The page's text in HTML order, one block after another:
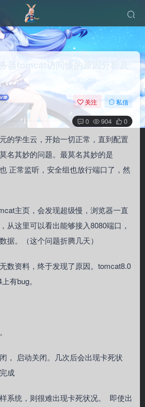
正文
器tomcat访问慢的原因分析及
关注 私信
0 904 0
的学生云，开始一切正常，直到配置
名其妙的问题。最莫名其妙的是
正常监听，安全组也放行端口了，然
主页，会发现超级慢，浏览器一直
从这里可以看出能够接入8080端口，
据。（这个问题折腾几天）
资料，终于发现了原因。tomcat8.0
有bug。
， 启动关闭。几次后会出现卡死状
成
系统，则很难出现卡死状况。 即使出